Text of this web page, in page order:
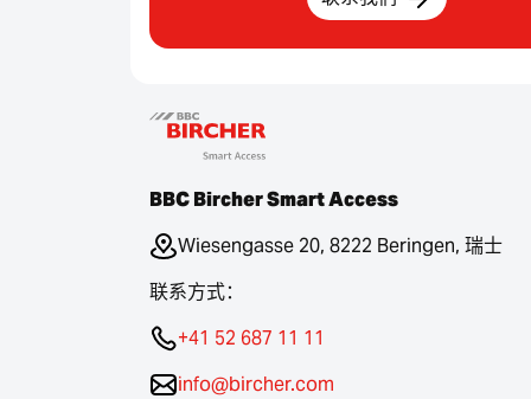
BBC Bircher Smart Access
Wiesengasse 20, 8222 Beringen, 瑞士
联系方式：
+41 52 687 11 11
info@bircher.com